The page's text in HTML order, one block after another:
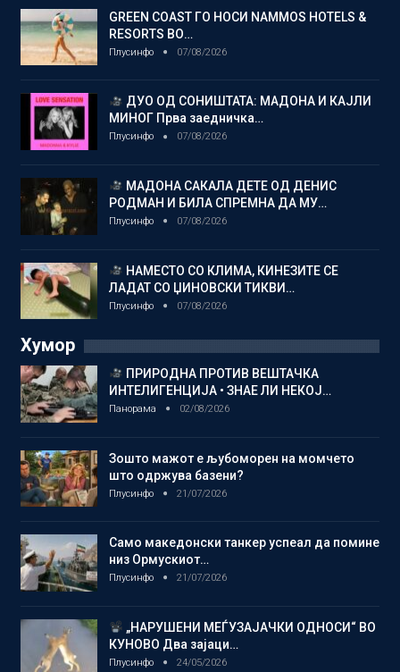
GREEN COAST ГО НОСИ NAMMOS HOTELS &
RESORTS ВО…
Плусинфо 07/08/2026
ДУО ОД СОНИШТАТА: МАДОНА И КАЈЛИ
МИНОГ Прва заедничка…
Плусинфо 07/08/2026
МАДОНА САКАЛА ДЕТЕ ОД ДЕНИС
РОДМАН И БИЛА СПРЕМНА ДА МУ…
Плусинфо 07/08/2026
НАМЕСТО СО КЛИМА, КИНЕЗИТЕ СЕ
ЛАДАТ СО ЏИНОВСКИ ТИКВИ…
Плусинфо 07/08/2026
Хумор
ПРИРОДНА ПРОТИВ ВЕШТАЧКА
ИНТЕЛИГЕНЦИЈА • ЗНАЕ ЛИ НЕКОЈ…
Панорама 02/08/2026
Зошто мажот е љубоморен на момчето
што одржува базени?
Плусинфо 21/07/2026
Само македонски танкер успеал да помине
низ Ормускиот…
Плусинфо 21/07/2026
„НАРУШЕНИ МЕЃУЗАЈАЧКИ ОДНОСИ“ ВО
КУНОВО Два зајаци…
Плусинфо 24/05/2026